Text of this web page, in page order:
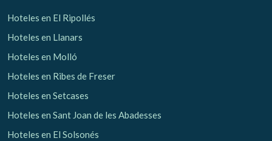
Hoteles en El Ripollés
Hoteles en Llanars
Hoteles en Molló
Hoteles en Ribes de Freser
Hoteles en Setcases
Hoteles en Sant Joan de les Abadesses
Hoteles en El Solsonés